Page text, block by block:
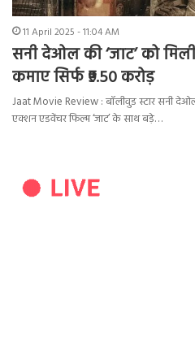
11 April 2025 - 11:04 AM
सनी देओल की ‘जाट’ को
कमाए सिर्फ ₹9.50 करोड़
Jaat Movie Review : बॉलीवुड स्टार सनी देओल
एक्शन एडवेंचर फिल्म ‘जाट’ के साथ बड़े…